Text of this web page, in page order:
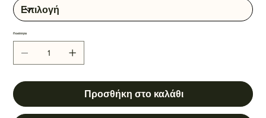
Ποσότητα
Προσθήκη στο καλάθι